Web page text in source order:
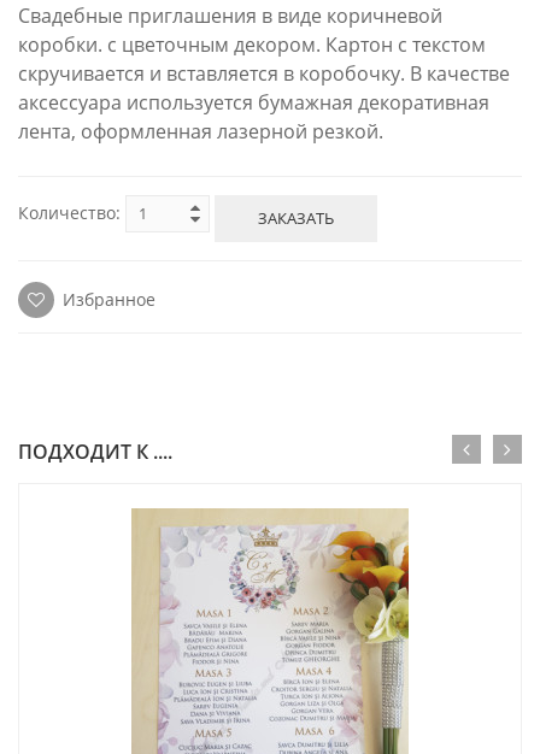
Свадебные приглашения в виде коричневой
коробки. с цветочным декором. Картон с текстом
скручивается и вставляется в коробочку. В качестве
аксессуара используется бумажная декоративная
лента, оформленная лазерной резкой.
Количество: ЗАКАЗАТЬ
Избранное
ПОДХОДИТ К ....